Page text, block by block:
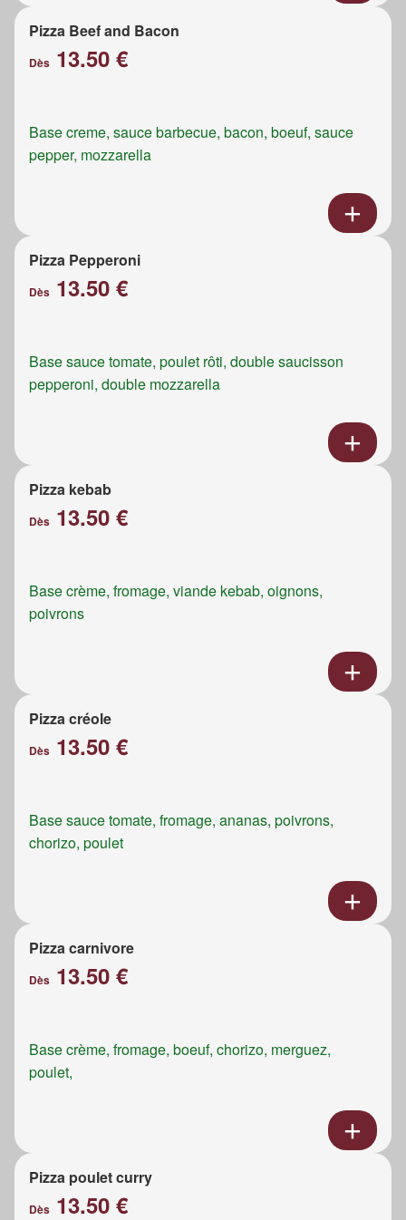
Pizza Beef and Bacon
Dès 13.50 €
Base creme, sauce barbecue, bacon, boeuf, sauce
pepper, mozzarella
Pizza Pepperoni
Dès 13.50 €
Base sauce tomate, poulet rôti, double saucisson
pepperoni, double mozzarella
Pizza kebab
Dès 13.50 €
Base crème, fromage, viande kebab, oignons,
poivrons
Pizza créole
Dès 13.50 €
Base sauce tomate, fromage, ananas, poivrons,
chorizo, poulet
Pizza carnivore
Dès 13.50 €
Base crème, fromage, boeuf, chorizo, merguez,
poulet,
Pizza poulet curry
Dès 13.50 €